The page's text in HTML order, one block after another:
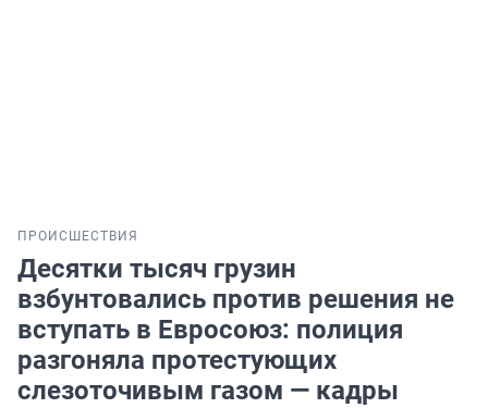
ПРОИСШЕСТВИЯ
Десятки тысяч грузин
взбунтовались против решения не
вступать в Евросоюз: полиция
разгоняла протестующих
слезоточивым газом — кадры